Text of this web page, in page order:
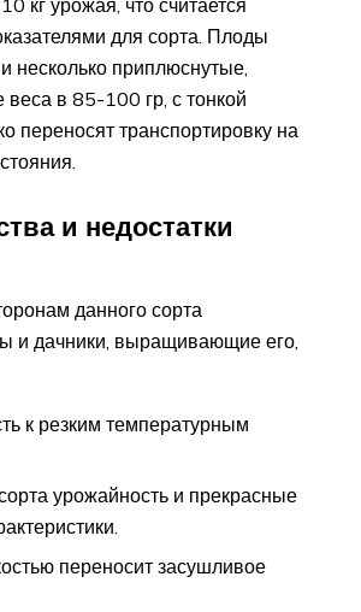
для сорта. Плоды
несколько приплюснутые,
веса в 85-100 гр, с тонкой
переносят транспортировку на
и недостатки
данного сорта
и дачники, выращивающие его,
к резким температурным
урожайность и прекрасные
переносит засушливое